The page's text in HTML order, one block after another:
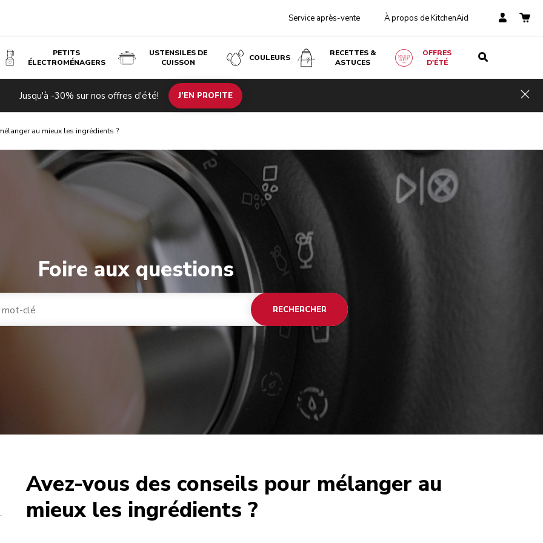
Service après-vente À propos de KitchenAid
PETITS
ÉLECTROMÉNAGERS
USTENSILES DE
CUISSON
COULEURS
RECETTES &
ASTUCES
OFFRES
D'ÉTÉ
Jusqu'à -30% sur nos offres d'été! J’EN PROFITE
au mieux les ingrédients ?
Foire aux questions
RECHERCHER
Avez-vous des conseils pour mélanger au
mieux les ingrédients ?